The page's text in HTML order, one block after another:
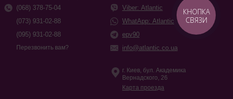
(068) 378-75-04
(073) 931-02-88
(095) 931-02-88
Перезвонить вам?
Viber: Atlantic
WhatApp: Atlantic
epv90
info@atlantic.co.ua
г. Киев, бул. Академика
Вернадского, 26
Карта проезда
КНОПКА
СВЯЗИ